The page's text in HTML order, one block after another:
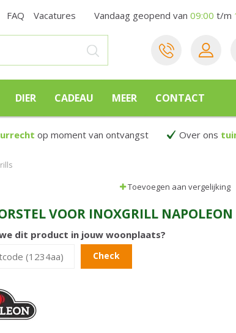
FAQ Vacatures Vandaag geopend van 09:00 t/m
DIER CADEAU MEER CONTACT
op moment van ontvangst Over ons
Toevoegen aan vergelijking
VOOR INOXGRILL NAPOLEON
dit product in jouw woonplaats?
Check